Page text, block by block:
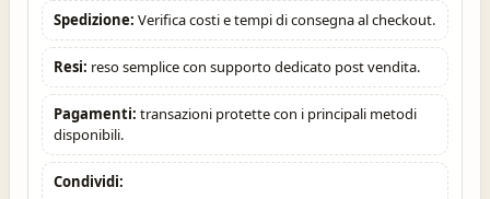
Spedizione: Verifica costi e tempi di consegna al checkout.
Resi: reso semplice con supporto dedicato post vendita.
Pagamenti: transazioni protette con i principali metodi
disponibili.
Condividi: